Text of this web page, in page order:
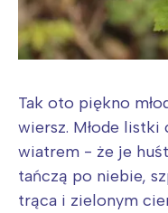
Tak oto piękno
wiersz. Młode listki
wiatrem - że je
tańczą po niebie,
trąca i zielonym